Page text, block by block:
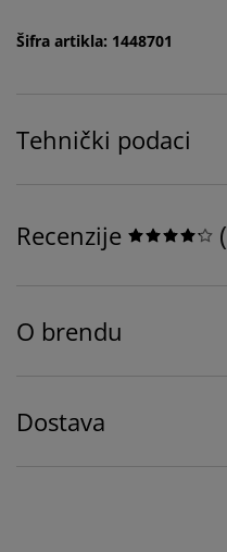
Šifra artikla: 1448701
Tehnički podaci
Recenzije (
O brendu
Dostava